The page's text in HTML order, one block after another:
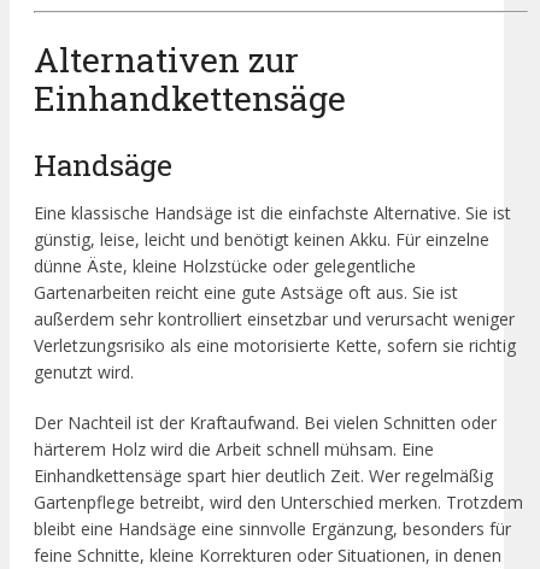
Alternativen zur
Einhandkettensäge
Handsäge
Eine klassische Handsäge ist die einfachste Alternative. Sie ist
günstig, leise, leicht und benötigt keinen Akku. Für einzelne
dünne Äste, kleine Holzstücke oder gelegentliche
Gartenarbeiten reicht eine gute Astsäge oft aus. Sie ist
außerdem sehr kontrolliert einsetzbar und verursacht weniger
Verletzungsrisiko als eine motorisierte Kette, sofern sie richtig
genutzt wird.
Der Nachteil ist der Kraftaufwand. Bei vielen Schnitten oder
härterem Holz wird die Arbeit schnell mühsam. Eine
Einhandkettensäge spart hier deutlich Zeit. Wer regelmäßig
Gartenpflege betreibt, wird den Unterschied merken. Trotzdem
bleibt eine Handsäge eine sinnvolle Ergänzung, besonders für
feine Schnitte, kleine Korrekturen oder Situationen, in denen